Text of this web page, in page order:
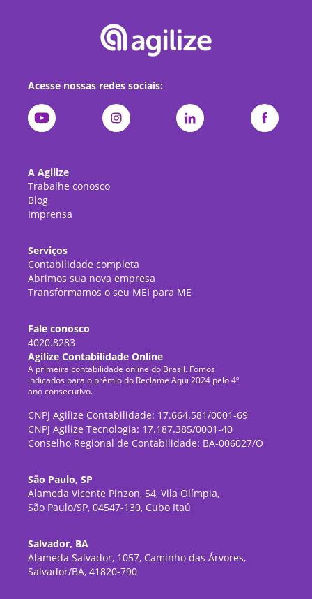
Acesse nossas redes sociais:
A Agilize
Trabalhe conosco
Blog
Imprensa
Serviços
Contabilidade completa
Abrimos sua nova empresa
Transformamos o seu MEI para ME
Fale conosco
4020.8283
Agilize Contabilidade Online
A primeira contabilidade online do Brasil. Fomos
indicados para o prêmio do Reclame Aqui 2024 pelo 4º
ano consecutivo.
CNPJ Agilize Contabilidade: 17.664.581/0001-69
CNPJ Agilize Tecnologia: 17.187.385/0001-40
Conselho Regional de Contabilidade: BA-006027/O
São Paulo, SP
Alameda Vicente Pinzon, 54, Vila Olímpia,
São Paulo/SP, 04547-130, Cubo Itaú
Salvador, BA
Alameda Salvador, 1057, Caminho das Árvores,
Salvador/BA, 41820-790